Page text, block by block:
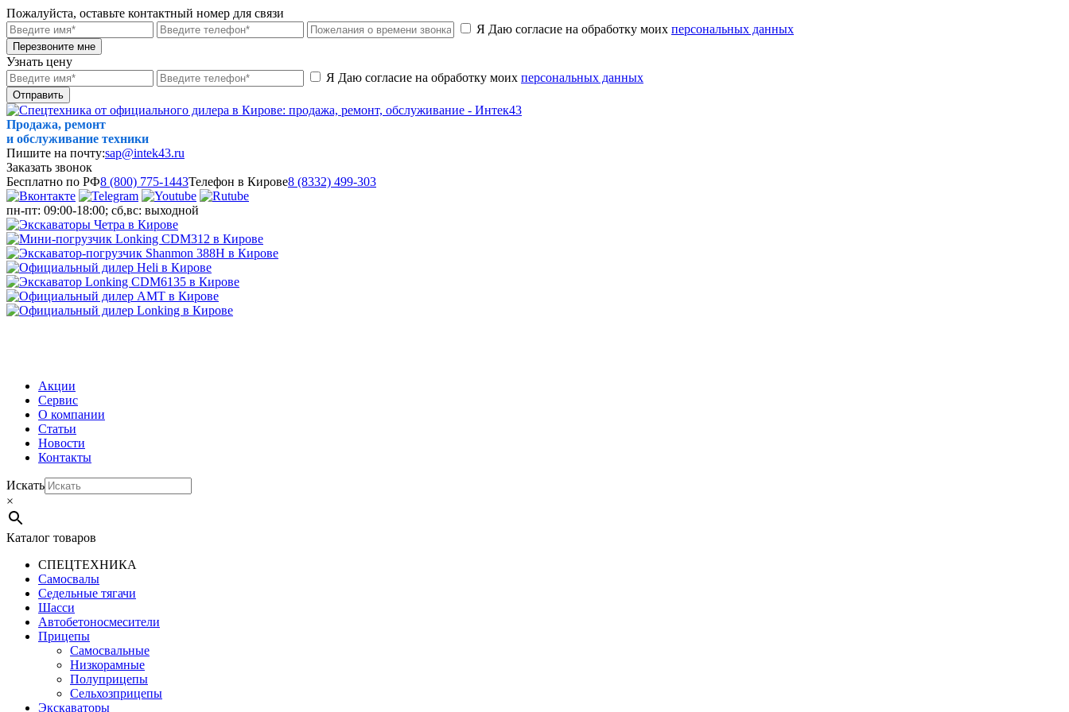
Пожалуйста, оставьте контактный номер для связи
Я Даю согласие на обработку моих персональных данных
Перезвоните мне
Узнать цену
Я Даю согласие на обработку моих персональных данных
Отправить
Продажа, ремонт
и обслуживание техники
Пишите на почту:sap@intek43.ru
Заказать звонок
Бесплатно по РФ8 (800) 775-1443Телефон в Кирове8 (8332) 499-303
пн-пт: 09:00-18:00; сб,вс: выходной
Акции
Сервис
О компании
Статьи
Новости
Контакты
Искать
×
Каталог товаров
СПЕЦТЕХНИКА
Самосвалы
Седельные тягачи
Шасси
Автобетоно­смесители
Прицепы
Самосвальные
Низкорамные
Полуприцепы
Сельхозприцепы
Экскаваторы